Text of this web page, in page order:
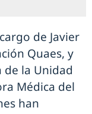
de Javier
Quaes, y
de la Unidad
Médica del
han